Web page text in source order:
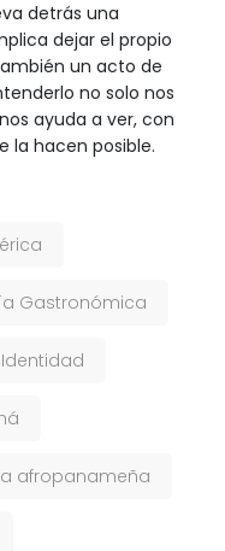
detrás una
dejar el propio
un acto de
no solo nos
ayuda a ver, con
la hacen posible.
Gastronómica
Identidad
afropanameña